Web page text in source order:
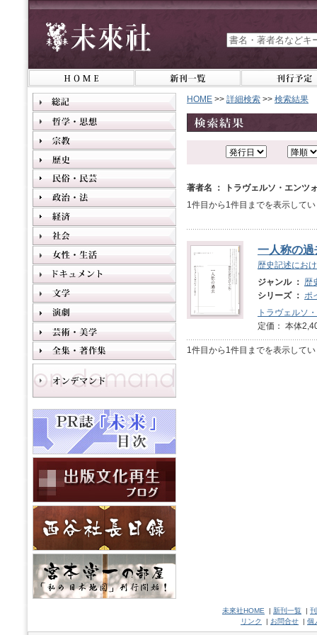
HOME >> 詳細検索 >> 検索結果
著者名 ： トラヴェルソ・エンツ
1件目から1件目までを表示して
一人称の過
歴史記述にお
ジャンル ： 歴
シリーズ ： ポ
トラヴェルソ
定価： 本体
1件目から1件目までを表示して
未來社HOME | 新刊一覧 |
リンク
| お問合せ | 個